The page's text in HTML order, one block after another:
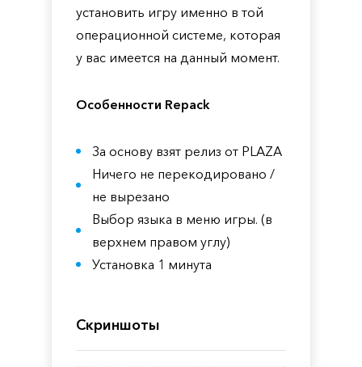
установить игру именно в той
операционной системе, которая
у вас имеется на данный момент.
Особенности Repack
За основу взят релиз от PLAZA
Ничего не перекодировано /
не вырезано
Выбор языка в меню игры. (в
верхнем правом углу)
Установка 1 минута
Скриншоты